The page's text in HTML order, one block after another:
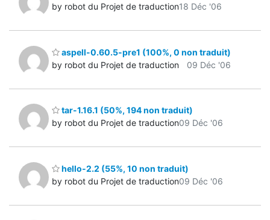
by robot du Projet de traduction18 Déc '06
aspell-0.60.5-pre1 (100%, 0 non traduit)
by robot du Projet de traduction
09 Déc '06
tar-1.16.1 (50%, 194 non traduit)
by robot du Projet de traduction09 Déc '06
hello-2.2 (55%, 10 non traduit)
by robot du Projet de traduction09 Déc '06